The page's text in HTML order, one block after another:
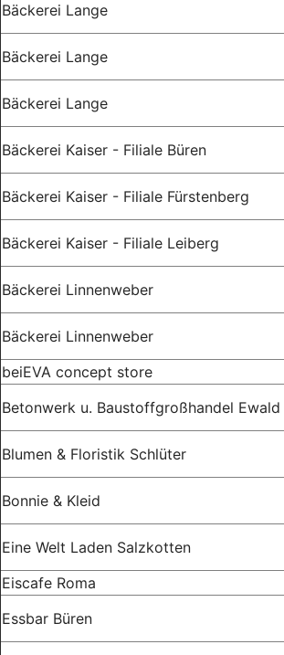
Bäckerei Lange
Bäckerei Lange
Bäckerei Lange
Bäckerei Kaiser - Filiale Büren
Bäckerei Kaiser - Filiale Fürstenberg
Bäckerei Kaiser - Filiale Leiberg
Bäckerei Linnenweber
Bäckerei Linnenweber
beiEVA concept store
Betonwerk u. Baustoffgroßhandel Ewald
Blumen & Floristik Schlüter
Bonnie & Kleid
Eine Welt Laden Salzkotten
Eiscafe Roma
Essbar Büren